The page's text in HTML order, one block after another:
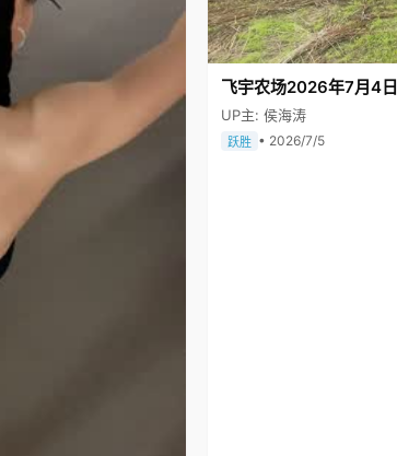
飞宇农场2026年7月4日
UP主: 侯海涛
跃胜 • 2026/7/5